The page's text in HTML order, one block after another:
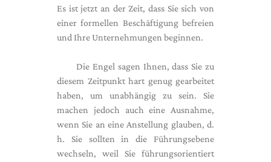
Es ist jetzt an der Zeit, dass Sie sich von
einer formellen Beschäftigung befreien
und Ihre Unternehmungen beginnen.
Die Engel sagen Ihnen, dass Sie zu
diesem Zeitpunkt hart genug gearbeitet
haben, um unabhängig zu sein. Sie
machen jedoch auch eine Ausnahme,
wenn Sie an eine Anstellung glauben, d.
h. Sie sollten in die Führungsebene
wechseln, weil Sie führungsorientiert